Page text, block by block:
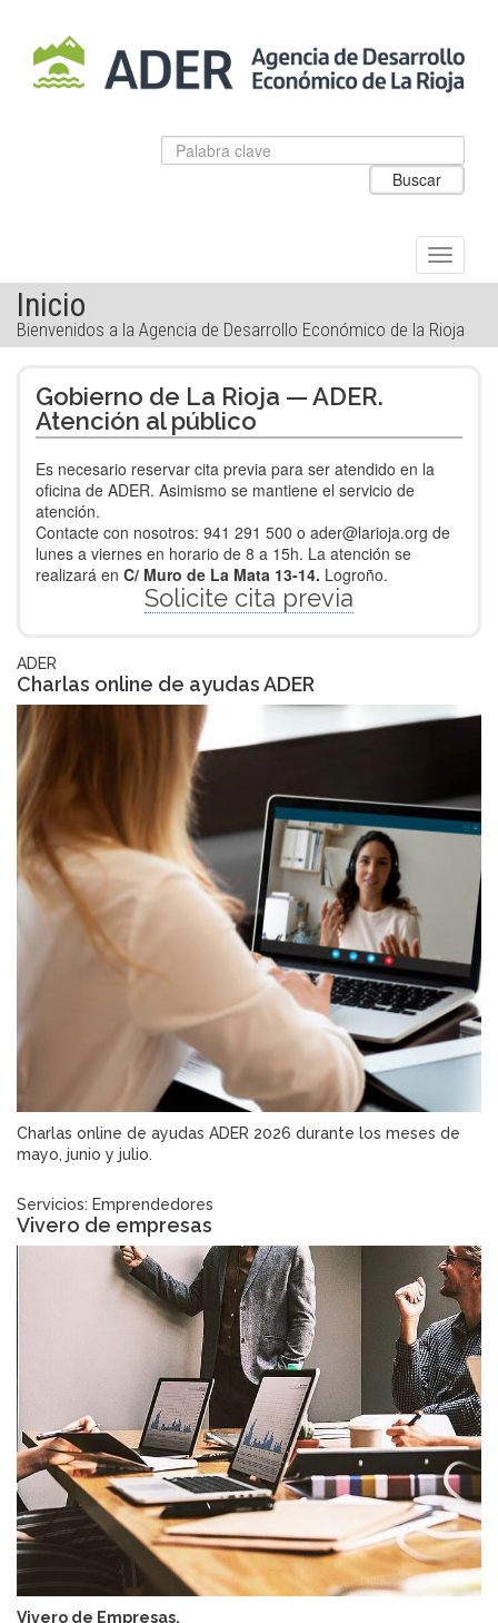
Salto
al
contenido
Datos
para
Introduzca
el
Buscar
Alternar
Inicio
Bienvenidos a la Agencia de Desarrollo Económico de la Rioja
Gobierno de La Rioja — ADER.
Atención al público
Es necesario reservar cita previa para ser atendido en la
oficina de ADER. Asimismo se mantiene el servicio de
atención.
Contacte con nosotros: 941 291 500 o ader@larioja.org de
lunes a viernes en horario de 8 a 15h. La atención se
realizará en C/ Muro de La Mata 13-14. Logroño.
Solicite cita previa
ADER
Charlas online de ayudas ADER
Charlas online de ayudas ADER 2026 durante los meses de
mayo, junio y julio.
Servicios: Emprendedores
Vivero de empresas
Vivero de Empresas.